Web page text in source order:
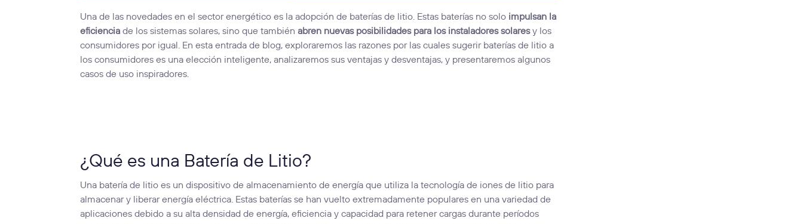
Una de las novedades en el sector energético es la adopción de baterías de litio. Estas baterías no solo impulsan la
eficiencia de los sistemas solares, sino que también abren nuevas posibilidades para los instaladores solaresy los
consumidores por igual. En esta entrada de blog, exploraremos las razones por las cuales sugerir baterías de litio a
los consumidores es una elección inteligente, analizaremos sus ventajas y desventajas, y presentaremos algunos
casos de uso inspiradores.
¿Qué es una Batería de Litio?
Una batería de litio es un dispositivo de almacenamiento de energía que utiliza la tecnología de iones de litio para
almacenar y liberar energía eléctrica. Estas baterías se han vuelto extremadamente populares en una variedad de
aplicaciones debido a su alta densidad de energía, eficiencia y capacidad para retener cargas durante períodos